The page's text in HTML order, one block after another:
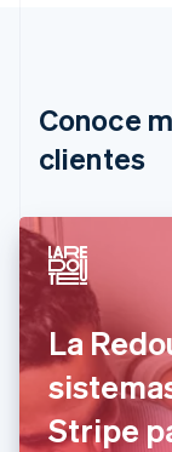
Conoce
clientes
La
Stripe
Bulgaria
English
Canadá
China
简体中文
Chipre
English
Croacia
EnglishItaliano
Dinamarca
English
Emiratos
English